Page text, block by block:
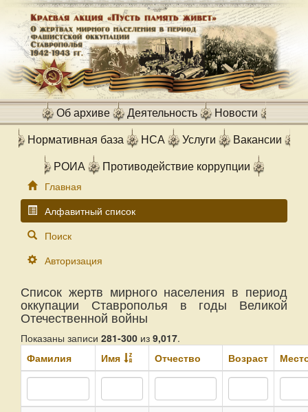
Об архиве Деятельность Новости
Нормативная база НСА Услуги Вакансии
РОИА Противодействие коррупции
Главная
Алфавитный список
Поиск
Авторизация
Список жертв мирного населения в период
оккупации Ставрополья в годы Великой
Отечественной войны
Показаны записи 281-300 из 9,017.
Фамилия
Имя Отчество Возраст